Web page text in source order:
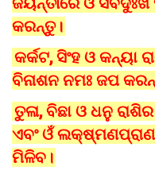
କରନ୍ତୁ।
କର୍କଟ, ସିଂହ ଓ
ବିନାଶନ ନମଃ ଜପ
ତୁଳା, ବିଛା ଓ ଧନୁ
ଏବଂ ଓଁ
ମିଳିବ।